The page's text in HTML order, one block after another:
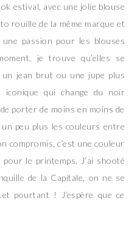
estival, avec une jolie blouse
rouille de la même marque et
une passion pour les blouses
je trouve qu’elles se
jean brut ou une jupe plus
qui change du noir
porter de moins en moins de
peu plus les couleurs entre
compromis, c’est une couleur
le printemps. J’ai shooté
de la Capitale, on ne se
pourtant ! J’espère que ce